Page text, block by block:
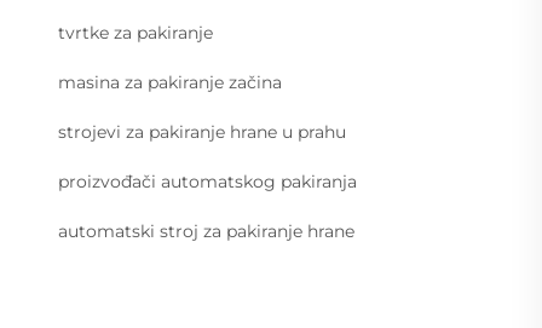
tvrtke za pakiranje
masina za pakiranje začina
strojevi za pakiranje hrane u prahu
proizvođači automatskog pakiranja
automatski stroj za pakiranje hrane